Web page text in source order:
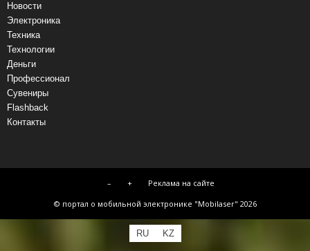
Новости
Электроника
Техника
Технологии
Деньги
Профессионал
Сувениры
Flashback
Контакты
– +
Реклама на сайте
© портал о мобильной электронике "Mobilaser" 2026
RU KZ